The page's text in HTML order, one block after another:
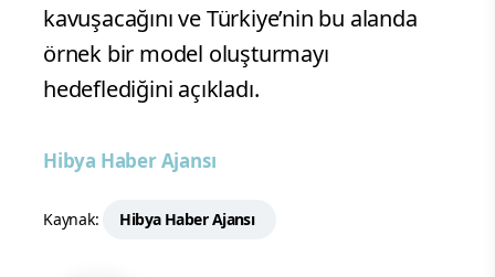
kavuşacağını ve Türkiye’nin bu alanda
örnek bir model oluşturmayı
hedeflediğini açıkladı.
Hibya Haber Ajansı
Kaynak: Hibya Haber Ajansı